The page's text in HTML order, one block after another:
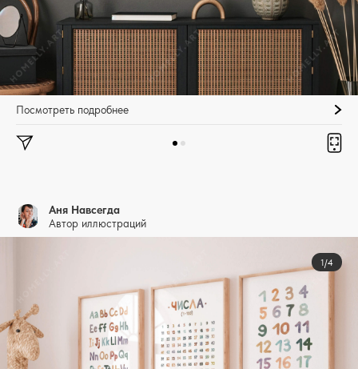
Посмотреть подробнее
Аня Навсегда
Автор иллюстраций
1/4